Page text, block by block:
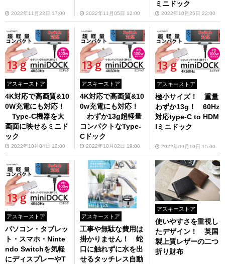
2022年11月22日 17:00 2022年11月05日 12:00
ミニドック
2022年10月25日 22:00
アスキーストア
4K対応で高画質&10
0W充電にも対応！
Type-C機器を大
画面に映せるミニド
ック
2022年10月04日 12:00
アスキーストア
4K対応で高画質&10
0w充電にも対応！
わずか13g超軽量
コンパクトなType-
Cドック
2022年10月02日 19:00
アスキーストア
極小サイズ！ 重量
わずか13g！ 60Hz
対応type-C to HDM
Iミニドック
2022年09月10日 15:00
アスキーストア
パソコン・タブレッ
ト・スマホ・Ninte
ndo Switchを気軽
にディスプレーやT
アスキーストア
工事や無駄な費用は
掛かりません！ 蛇
口に触れずに水を出
せるタッチレス自動
アスキーストア
使いやすさを重視し
たデザイン！ 英国
製上質レザーの二つ
折り財布